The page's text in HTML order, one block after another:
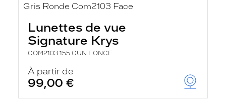
Lunettes de vue
Signature Krys
COM2103 155 GUN FONCE
À partir de
99,00 €